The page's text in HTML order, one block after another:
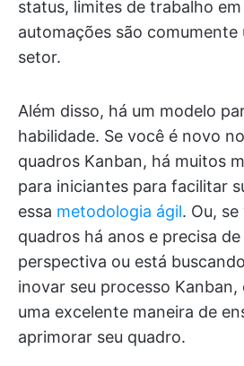
status, limites de trabalho
automações são comumente
setor.
Além disso, há um modelo
habilidade. Se você é novo
quadros Kanban, há muitos
para iniciantes para facilitar
essa metodologia ágil. Ou,
quadros há anos e precisa
perspectiva ou está
inovar seu processo Kanban,
uma excelente maneira de
aprimorar seu quadro.